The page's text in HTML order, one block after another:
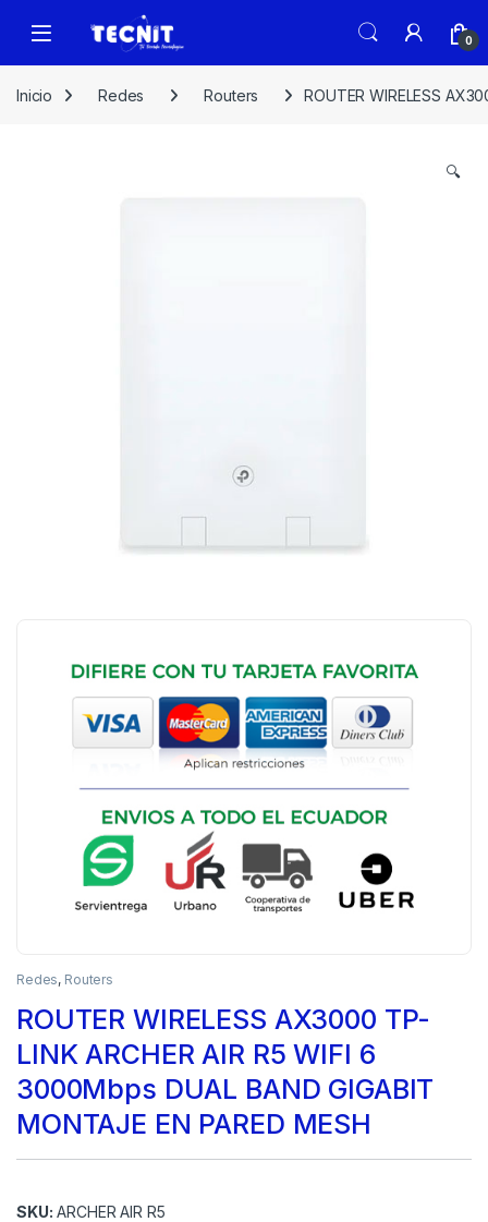
0
Inicio Redes Routers ROUTER WIRELESS
🔍
Redes, Routers
ROUTER WIRELESS AX3000 TP-
LINK ARCHER AIR R5 WIFI 6
3000Mbps DUAL BAND GIGABIT
MONTAJE EN PARED MESH
SKU: ARCHER AIR R5